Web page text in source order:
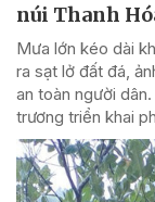
núi Thanh
Mưa lớn kéo dài
ra sạt lở đất đá,
an toàn người
trương triển khai